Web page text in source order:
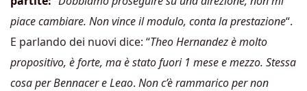
piace cambiare. Non vince il modulo, conta la prestazione“.
E parlando dei nuovi dice: “Theo Hernandez è molto
propositivo, è forte, ma è stato fuori 1 mese e mezzo. Stessa
cosa per Bennacer e Leao. Non c’è rammarico per non